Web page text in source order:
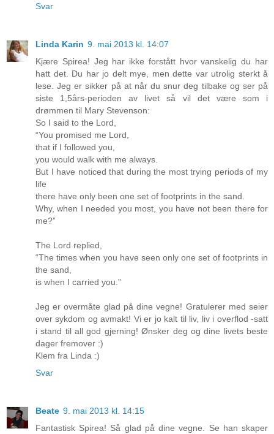
Svar
Linda Karin 9. mai 2013 kl. 14:07
Kjære Spirea! Jeg har ikke forstått hvor vanskelig du har
hatt det. Du har jo delt mye, men dette var utrolig sterkt å
lese. Jeg er sikker på at når du snur deg tilbake og ser på
siste 1,5års-perioden av livet så vil det være som i
drømmen til Mary Stevenson:
So I said to the Lord,
“You promised me Lord,
that if I followed you,
you would walk with me always.
But I have noticed that during the most trying periods of my
life
there have only been one set of footprints in the sand.
Why, when I needed you most, you have not been there for
me?”
The Lord replied,
“The times when you have seen only one set of footprints in
the sand,
is when I carried you.”
Jeg er overmåte glad på dine vegne! Gratulerer med seier
over sykdom og avmakt! Vi er jo kalt til liv, liv i overflod -satt
i stand til all god gjerning! Ønsker deg og dine livets beste
dager fremover :)
Klem fra Linda :)
Svar
Beate 9. mai 2013 kl. 14:15
Fantastisk Spirea! Så glad på dine vegne. Se han skaper